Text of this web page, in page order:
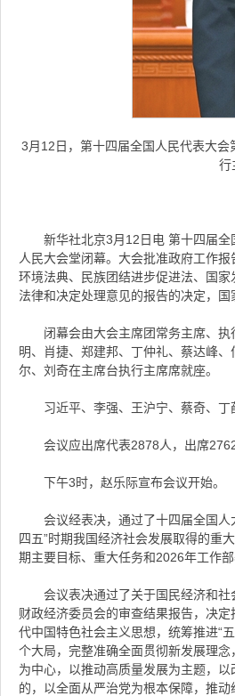
3月12日，第十四届全国人民代表大
行
新华社北京3月12日电 第十四届
人民大会堂闭幕。大会批准政府工作
环境法典、民族团结进步促进法、国
法律和决定处理意见的报告的决定，
闭幕会由大会主席团常务主席、
明、肖捷、郑建邦、丁仲礼、蔡达峰
尔、刘奇在主席台执行主席席就座。
习近平、李强、王沪宁、蔡奇、
会议应出席代表2878人，出席
下午3时，赵乐际宣布会议开始。
会议经表决，通过了十四届全国
四五”时期我国经济社会发展取得的重
期主要目标、重大任务和2026年工作部
会议表决通过了关于国民经济和
财政经济委员会的审查结果报告，决
代中国特色社会主义思想，统筹推进“
个大局，完整准确全面贯彻新发展理
为中心，以推动高质量发展为主题，
的，以全面从严治党为根本保障，推